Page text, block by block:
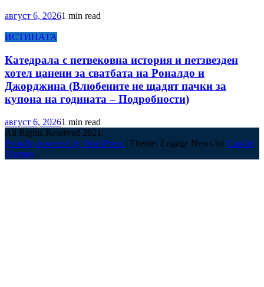
август 6, 20261 min read
ИСТИНАТА
Катедрала с петвековна история и петзвезден
хотел цанени за сватбата на Роналдо и
Джорджина (Влюбените не щадят пачки за
купона на годината – Подробности)
август 6, 20261 min read
All Rights Reserved 2021.
Proudly powered by WordPress | Theme: Engage News by Candid
Themes.